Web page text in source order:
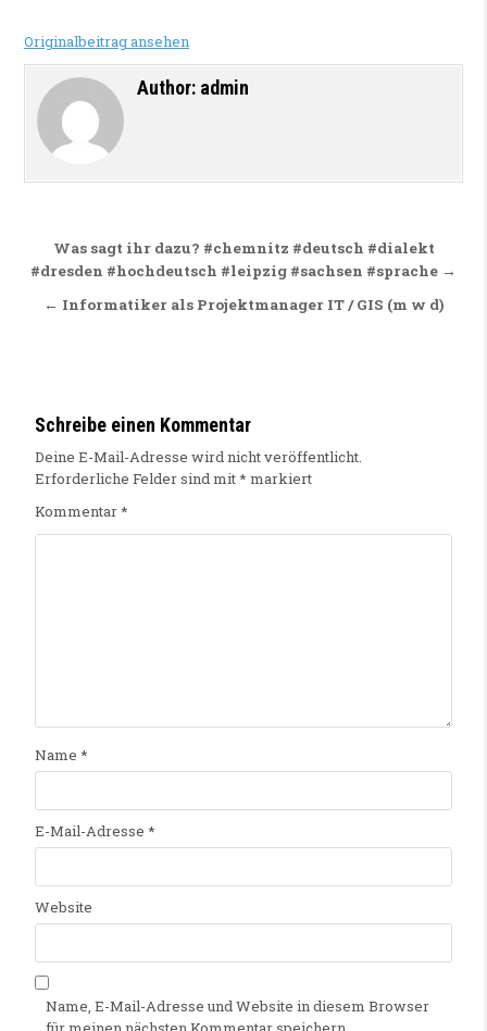
Originalbeitrag ansehen
Author: admin
Beitragsnavigation
Was sagt ihr dazu? #chemnitz #deutsch #dialekt
#dresden #hochdeutsch #leipzig #sachsen #sprache →
← Informatiker als Projektmanager IT / GIS (m w d)
Schreibe einen Kommentar
Deine E-Mail-Adresse wird nicht veröffentlicht.
Erforderliche Felder sind mit* markiert
Kommentar*
Name *
E-Mail-Adresse *
Website
Name, E-Mail-Adresse und Website in diesem Browser